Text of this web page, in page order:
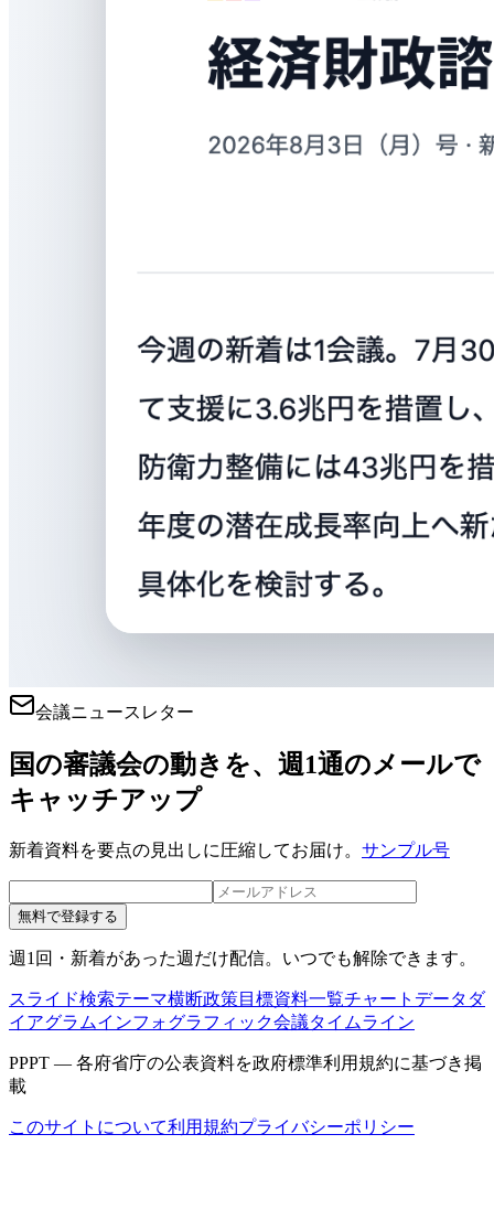
会議ニュースレター
国の審議会の動きを、週1通のメールで
キャッチアップ
新着資料を要点の見出しに圧縮してお届け。 サンプル号
無料で登録する
週1回・新着があった週だけ配信。いつでも解除できます。
スライド検索テーマ横断政策目標資料一覧チャートデータ ダ
イアグラムインフォグラフィック会議タイムライン
PPPT — 各府省庁の公表資料を政府標準利用規約に基づき掲
載
このサイトについて利用規約プライバシーポリシー